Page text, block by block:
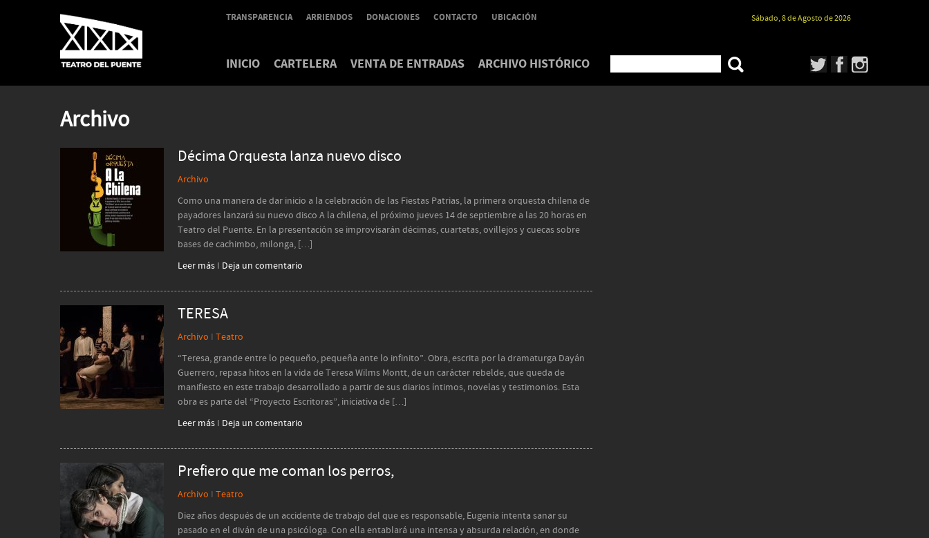
TRANSPARENCIA ARRIENDOS DONACIONES CONTACTO UBICACIÓN Sábado, 8 de Agosto de 2026
INICIO CARTELERA VENTA DE ENTRADAS ARCHIVO HISTÓRICO
Archivo
Décima Orquesta lanza nuevo disco
Archivo
Como una manera de dar inicio a la celebración de las Fiestas Patrias, la primera orquesta chilena de
payadores lanzará su nuevo disco A la chilena, el próximo jueves 14 de septiembre a las 20 horas en
Teatro del Puente. En la presentación se improvisarán décimas, cuartetas, ovillejos y cuecas sobre
bases de cachimbo, milonga, […]
Leer más I Deja un comentario
TERESA
Archivo I Teatro
“Teresa, grande entre lo pequeño, pequeña ante lo infinito”. Obra, escrita por la dramaturga Dayán
Guerrero, repasa hitos en la vida de Teresa Wilms Montt, de un carácter rebelde, que queda de
manifiesto en este trabajo desarrollado a partir de sus diarios íntimos, novelas y testimonios. Esta
obra es parte del “Proyecto Escritoras”, iniciativa de […]
Leer más I Deja un comentario
Prefiero que me coman los perros,
Archivo I Teatro
Diez años después de un accidente de trabajo del que es responsable, Eugenia intenta sanar su
pasado en el diván de una psicóloga. Con ella entablará una intensa y absurda relación, en donde